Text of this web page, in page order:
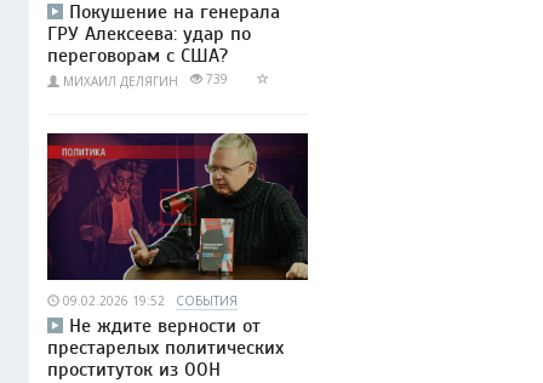
Покушение на генерала
ГРУ Алексеева: удар по
переговорам с США?
МИХАИЛ ДЕЛЯГИН 739
09.02.2026 19:52 СОБЫТИЯ
Не ждите верности от
престарелых политических
проституток из ООН